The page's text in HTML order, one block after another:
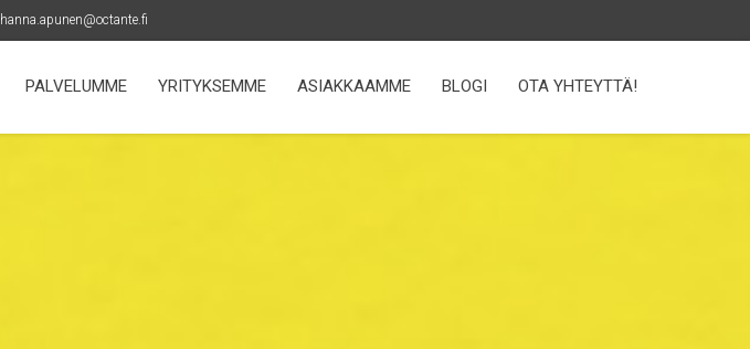
hanna.apunen@octante.fi
PALVELUMME YRITYKSEMME ASIAKKAAMME BLOGI OTA YHTEYTTÄ!